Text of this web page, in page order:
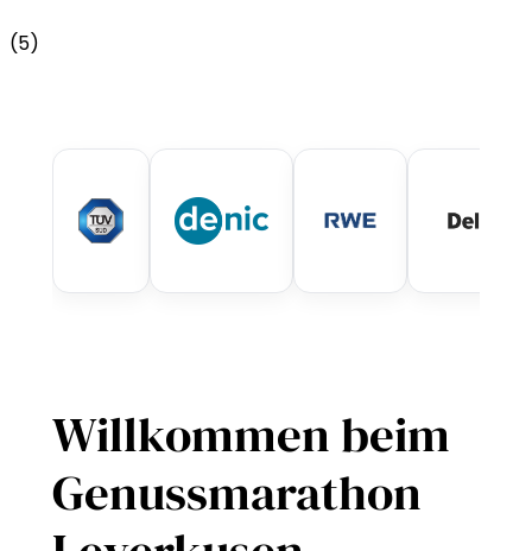
(5)
Willkommen beim
Genussmarathon